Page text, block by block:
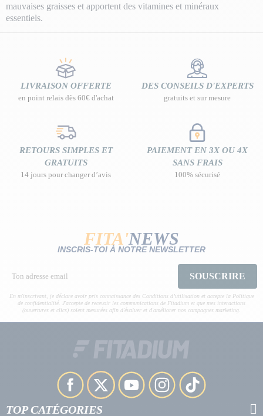
mauvaises graisses et apportent des vitamines et minéraux
essentiels.
LIVRAISON OFFERTE
en point relais dès 60€ d'achat
DES CONSEILS D'EXPERTS
gratuits et sur mesure
RETOURS SIMPLES ET
GRATUITS
14 jours pour changer d’avis
PAIEMENT EN 3X OU 4X
SANS FRAIS
100% sécurisé
FITA'NEWS
INSCRIS-TOI À NOTRE NEWSLETTER
SOUSCRIRE
En m'inscrivant, je déclare avoir pris connaissance des Conditions d’utilisation et accepte la Politique
de confidentialité. J'accepte de recevoir les communications de Fitadium et que mes interactions
(ouvertures et clics) soient mesurées afin d'évaluer et d'améliorer nos campagnes marketing.
TOP CATÉGORIES